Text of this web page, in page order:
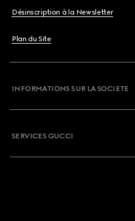
Désinscription à la Newsletter
Plan du Site
INFORMATIONS SUR LA SOCIETE
SERVICES GUCCI